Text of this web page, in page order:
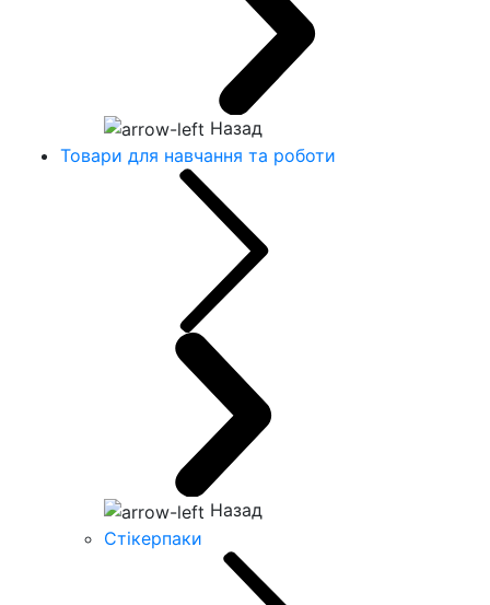
Назад
Товари для навчання та роботи
Назад
Стікерпаки